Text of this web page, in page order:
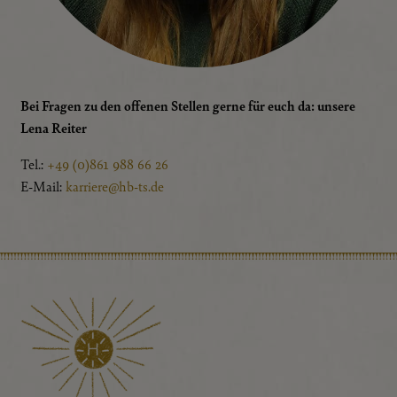
Bei Fragen zu den offenen Stellen gerne für euch da: unsere
Lena Reiter
Tel.: +49 (0)861 988 66 26
E-Mail: karriere@hb-ts.de